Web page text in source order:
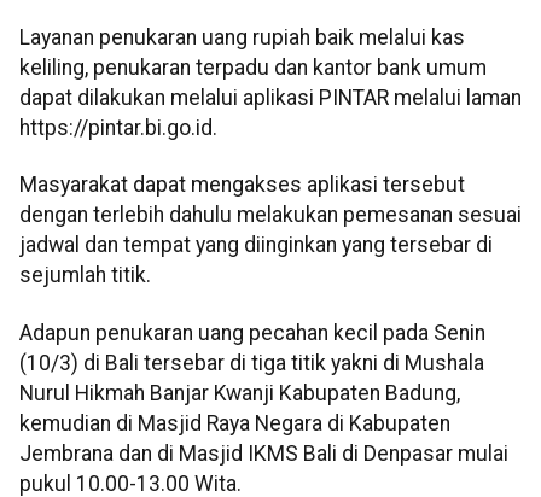
Layanan penukaran uang rupiah baik melalui kas
keliling, penukaran terpadu dan kantor bank umum
dapat dilakukan melalui aplikasi PINTAR melalui laman
https://pintar.bi.go.id.
Masyarakat dapat mengakses aplikasi tersebut
dengan terlebih dahulu melakukan pemesanan sesuai
jadwal dan tempat yang diinginkan yang tersebar di
sejumlah titik.
Adapun penukaran uang pecahan kecil pada Senin
(10/3) di Bali tersebar di tiga titik yakni di Mushala
Nurul Hikmah Banjar Kwanji Kabupaten Badung,
kemudian di Masjid Raya Negara di Kabupaten
Jembrana dan di Masjid IKMS Bali di Denpasar mulai
pukul 10.00-13.00 Wita.